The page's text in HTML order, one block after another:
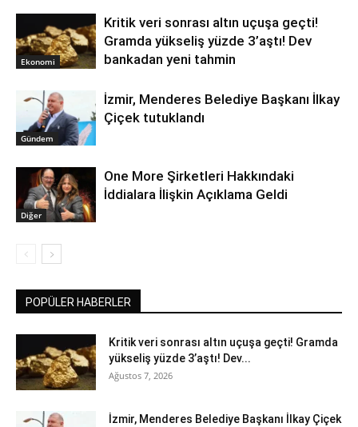
Ekonomi
Kritik veri sonrası altın uçuşa geçti!
Gramda yükseliş yüzde 3’aştı! Dev
bankadan yeni tahmin
Gündem
İzmir, Menderes Belediye Başkanı İlkay
Çiçek tutuklandı
Diğer
One More Şirketleri Hakkındaki
İddialara İlişkin Açıklama Geldi
POPÜLER HABERLER
Kritik veri sonrası altın uçuşa geçti! Gramda
yükseliş yüzde 3’aştı! Dev...
Ağustos 7, 2026
İzmir, Menderes Belediye Başkanı İlkay Çiçek